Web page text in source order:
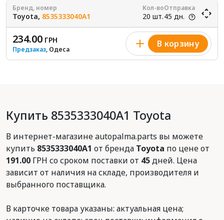
Бренд, номер
Toyota, 8535333040A1
Кол-во
20 шт.
Отправка
45 дн.
234.00 ГРН
Предзаказ, Одеса
В корзину
Купить 8535333040A1 Toyota
В интернет-магазине autopalma.parts вы можете
купить 8535333040A1 от бренда Toyota по цене от
191.00 ГРН со сроком поставки от 45дней. Цена
зависит от наличия на складе, производителя и
выбранного поставщика.
В карточке товара указаны: актуальная цена;